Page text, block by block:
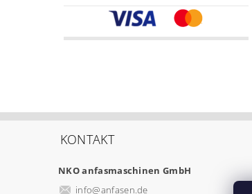
KONTAKT
NKO anfasmaschinen GmbH
info@anfasen.de